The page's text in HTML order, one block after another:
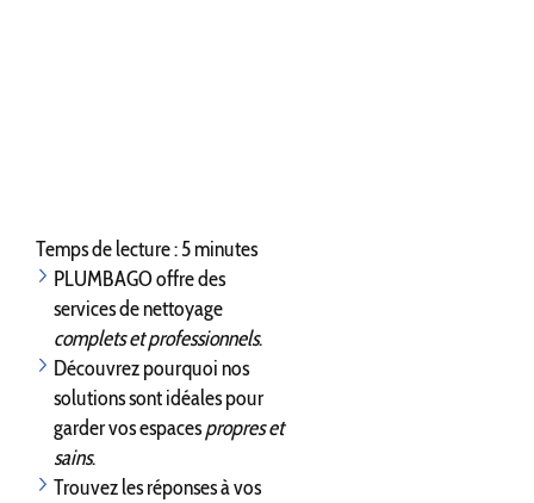
Temps de lecture : 5 minutes
PLUMBAGO offre des
services de nettoyage
complets et professionnels.
Découvrez pourquoi nos
solutions sont idéales pour
garder vos espacespropres et
sains.
Trouvez les réponses à vos